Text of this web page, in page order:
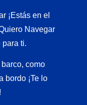
¡Estás en el
Navegar
para ti.
como
bordo ¡Te lo